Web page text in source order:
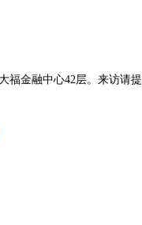
福金融中心42层。来访请提